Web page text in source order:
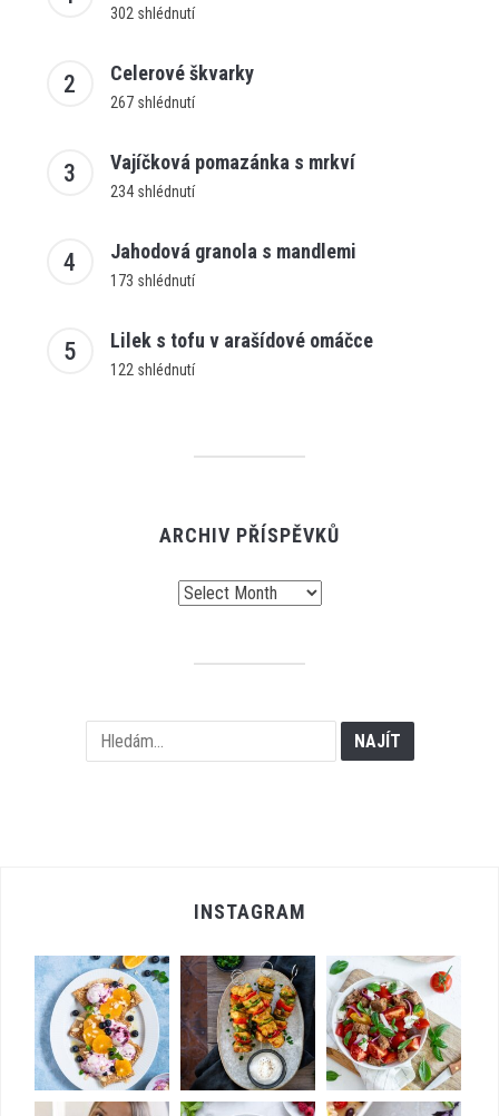
302 shlédnutí
Celerové škvarky
267 shlédnutí
Vajíčková pomazánka s mrkví
234 shlédnutí
Jahodová granola s mandlemi
173 shlédnutí
Lilek s tofu v arašídové omáčce
122 shlédnutí
ARCHIV PŘÍSPĚVKŮ
INSTAGRAM